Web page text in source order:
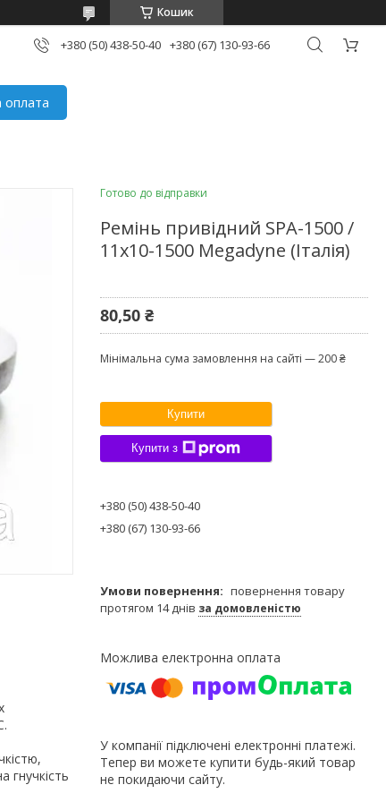
Кошик
+380 (50) 438-50-40 +380 (67) 130-93-66
оплата
гнучкість
Готово до відправки
Ремінь привідний SPA-1500 /
11x10-1500 Megadyne (Італія)
80,50 ₴
Мінімальна сума замовлення на сайті — 200 ₴
Купити
Купити з
+380 (50) 438-50-40
+380 (67) 130-93-66
повернення товару
протягом 14 днів за домовленістю
У компанії підключені електронні платежі.
Тепер ви можете купити будь-який товар
не покидаючи сайту.